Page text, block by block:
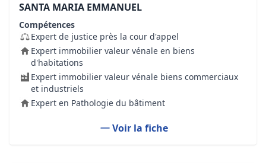
SANTA MARIA EMMANUEL
Compétences
Expert de justice près la cour d'appel
Expert immobilier valeur vénale en biens
d'habitations
Expert immobilier valeur vénale biens commerciaux
et industriels
Expert en Pathologie du bâtiment
Voir la fiche